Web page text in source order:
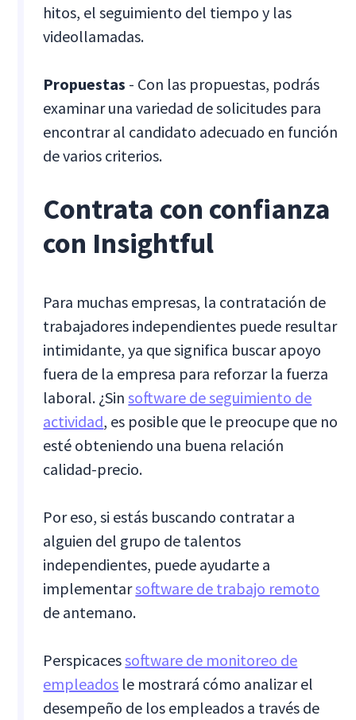
hitos, el seguimiento del tiempo y las
videollamadas.
Propuestas - Con las propuestas, podrás
examinar una variedad de solicitudes para
encontrar al candidato adecuado en función
de varios criterios.
Contrata con confianza
con Insightful
Para muchas empresas, la contratación de
trabajadores independientes puede resultar
intimidante, ya que significa buscar apoyo
fuera de la empresa para reforzar la fuerza
laboral. ¿Sinsoftware de seguimiento de
actividad, es posible que le preocupe que no
esté obteniendo una buena relación
calidad-precio.
Por eso, si estás buscando contratar a
alguien del grupo de talentos
independientes, puede ayudarte a
implementarsoftware de trabajo remoto
de antemano.
Perspicacessoftware de monitoreo de
empleados le mostrará cómo analizar el
desempeño de los empleados a través de